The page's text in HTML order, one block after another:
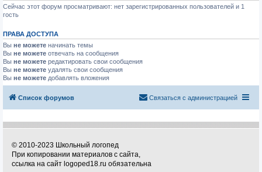
Сейчас этот форум просматривают: нет зарегистрированных пользователей и 1
гость
ПРАВА ДОСТУПА
Вы не можете начинать темы
Вы не можете отвечать на сообщения
Вы не можете редактировать свои сообщения
Вы не можете удалять свои сообщения
Вы не можете добавлять вложения
Список форумов Связаться с администрацией
© 2010-2023 Школьный логопед
При копировании материалов с сайта,
ссылка на сайт logoped18.ru обязательна